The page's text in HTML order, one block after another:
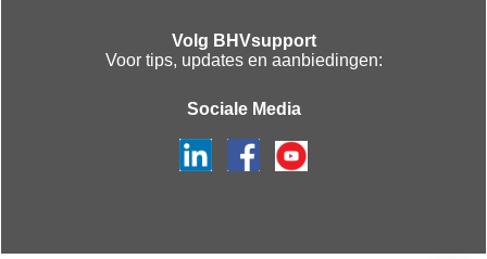
Volg BHVsupport
Voor tips, updates en aanbiedingen:
Sociale Media